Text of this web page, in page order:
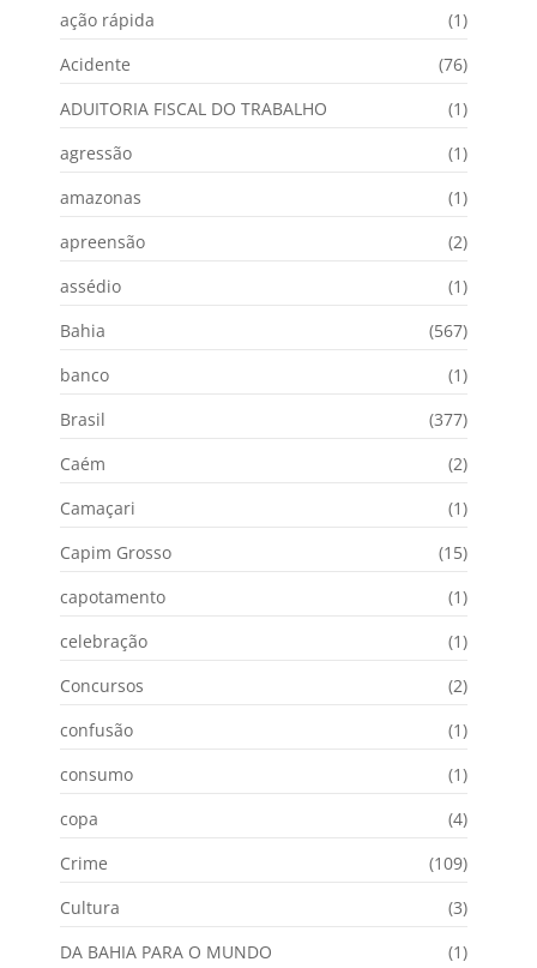
ação rápida
(1)
Acidente
(76)
ADUITORIA FISCAL DO TRABALHO
(1)
agressão
(1)
amazonas
(1)
apreensão
(2)
assédio
(1)
Bahia
(567)
banco
(1)
Brasil
(377)
Caém
(2)
Camaçari
(1)
Capim Grosso
(15)
capotamento
(1)
celebração
(1)
Concursos
(2)
confusão
(1)
consumo
(1)
copa
(4)
Crime
(109)
Cultura
(3)
DA BAHIA PARA O MUNDO
(1)